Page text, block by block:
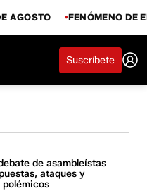
AGOSTO FENÓMENO DE
Suscríbete
de asambleístas
ataques y
polémicos